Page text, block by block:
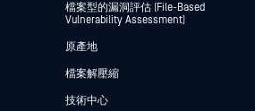
檔案型的漏洞評估 (File-Based
Vulnerability Assessment)
原產地
檔案解壓縮
技術中心